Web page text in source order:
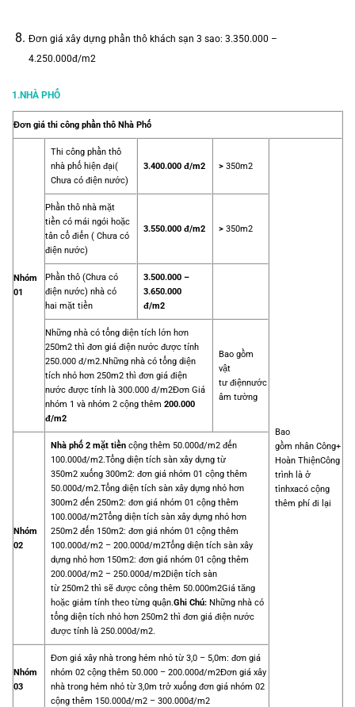
Đơn giá xây dựng phần thô khách sạn 3 sao: 3.350.000 –
4.250.000đ/m2
1.NHÀ PHỐ
Đơn giá thi công phần thô Nhà Phố
Nhóm
01
Thi công phần thô
nhà phố hiện đại(
Chưa có điện nước)
3.400.000 đ/m2 >350m2
Bao
gồm nhân Công+
Hoàn ThiệnCông
trình là ở
tỉnhxacó cộng
thêm phí đi lại
Phần thô nhà mặt
tiền có mái ngói hoặc
tân cổ điển ( Chưa có
điện nước)
3.550.000 đ/m2 >350m2
Phần thô (Chưa có
điện nước) nhà có
hai mặt tiền
3.500.000 –
3.650.000
đ/m2
Những nhà có tổng diện tích lớn hơn
250m2 thì đơn giá điện nước được tính
250.000 đ/m2.Những nhà có tổng diện
tích nhỏ hơn 250m2 thì đơn giá điện
nước được tính là 300.000 đ/m2Đơn Giá
nhóm 1 và nhóm 2 cộng thêm 200.000
đ/m2
Bao gồm
vật
tư điệnnước
âm tường
Nhóm
02
Nhà phố 2 mặt tiền cộng thêm 50.000đ/m2 đến
100.000đ/m2.Tổng diện tích sàn xây dựng từ
350m2 xuống 300m2: đơn giá nhóm 01 cộng thêm
50.000đ/m2.Tổng diện tích sàn xây dựng nhỏ hơn
300m2 đến 250m2: đơn giá nhóm 01 cộng thêm
100.000đ/m2Tổng diện tích sàn xây dựng nhỏ hơn
250m2 đến 150m2: đơn giá nhóm 01 cộng thêm
100.000đ/m2 – 200.000đ/m2Tổng diện tích sàn xây
dựng nhỏ hơn 150m2: đơn giá nhóm 01 cộng thêm
200.000đ/m2 – 250.000đ/m2Diện tích sàn
từ 250m2 thì sẽ được công thêm 50.000m2Giá tăng
hoặc giảm tính theo từng quận.Ghi Chú:Những nhà có
tổng diện tích nhỏ hơn 250m2 thì đơn giá điện nước
được tính là 250.000đ/m2.
Nhóm
03
Đơn giá xây nhà trong hẻm nhỏ từ 3,0 – 5,0m: đơn giá
nhóm 02 cộng thêm 50.000 – 200.000đ/m2Đơn giá xây
nhà trong hẻm nhỏ từ 3,0m trở xuống đơn giá nhóm 02
cộng thêm 150.000đ/m2 – 300.000đ/m2